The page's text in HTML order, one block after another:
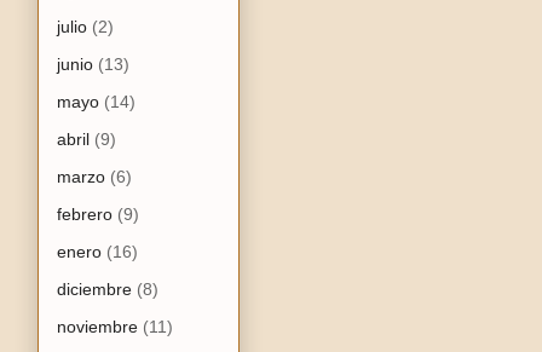
julio (2)
junio (13)
mayo (14)
abril (9)
marzo (6)
febrero (9)
enero (16)
diciembre (8)
noviembre (11)